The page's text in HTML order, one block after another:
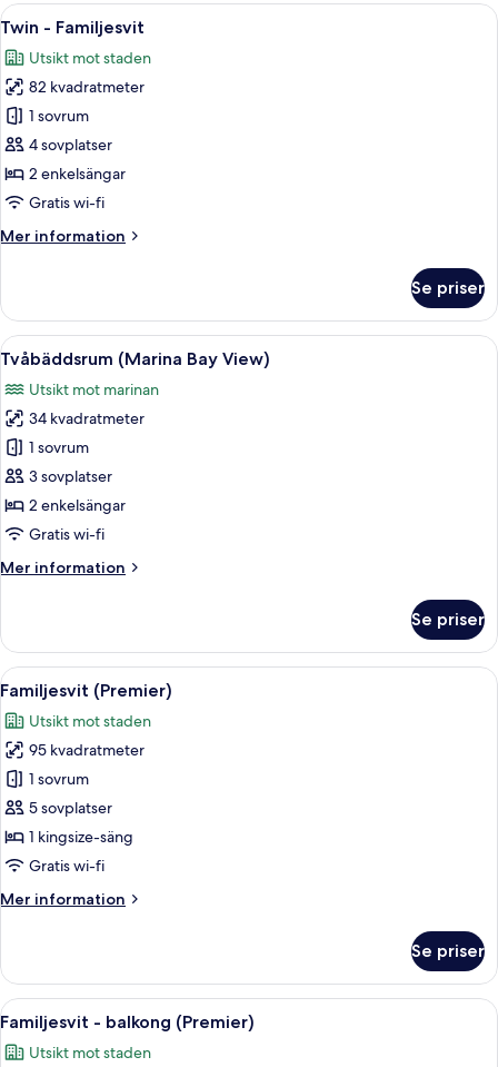
enkelsängar
balkong
(Marina
Bay)
Öppna
alla
foton
för
Twin
-
Familjesvit
Ett modernt kök med träinredning,
6
Twin - Familjesvit
Utsikt mot staden
82 kvadratmeter
1 sovrum
4 sovplatser
2 enkelsängar
Gratis wi-fi
Mer information
Mer
-
Familjesvit
Se priser
Öppna
alla
foton
för
Tvåbäddsrum
(Marina
Bay
View)
Ett hotellrum med två sängar, ett
5
Tvåbäddsrum (Marina Bay View)
Utsikt mot marinan
34 kvadratmeter
1 sovrum
3 sovplatser
2 enkelsängar
Gratis wi-fi
Mer information
Mer
(Marina
Bay
View)
Se priser
Öppna
alla
foton
för
Familjesvit
(Premier)
Ett modernt hotellrum med en stor
6
Familjesvit (Premier)
Utsikt mot staden
95 kvadratmeter
1 sovrum
5 sovplatser
1 kingsize-säng
Gratis wi-fi
Mer information
Mer
(Premier)
Se priser
Öppna
alla
foton
Ett modernt badrum med ett stort
5
Familjesvit - balkong (Premier)
Utsikt mot staden